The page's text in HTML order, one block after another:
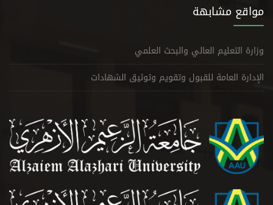
مواقع مشابهة
وزارة التعليم العالي والبحث العلمي
الإدارة العامة للقبول وتقويم وتوثيق الشهادات